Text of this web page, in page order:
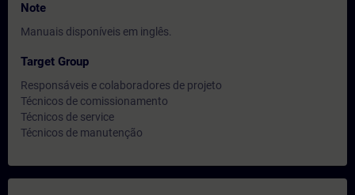
Note
Manuais disponíveis em inglês.
Target Group
Responsáveis e colaboradores de projeto
Técnicos de comissionamento
Técnicos de service
Técnicos de manutenção